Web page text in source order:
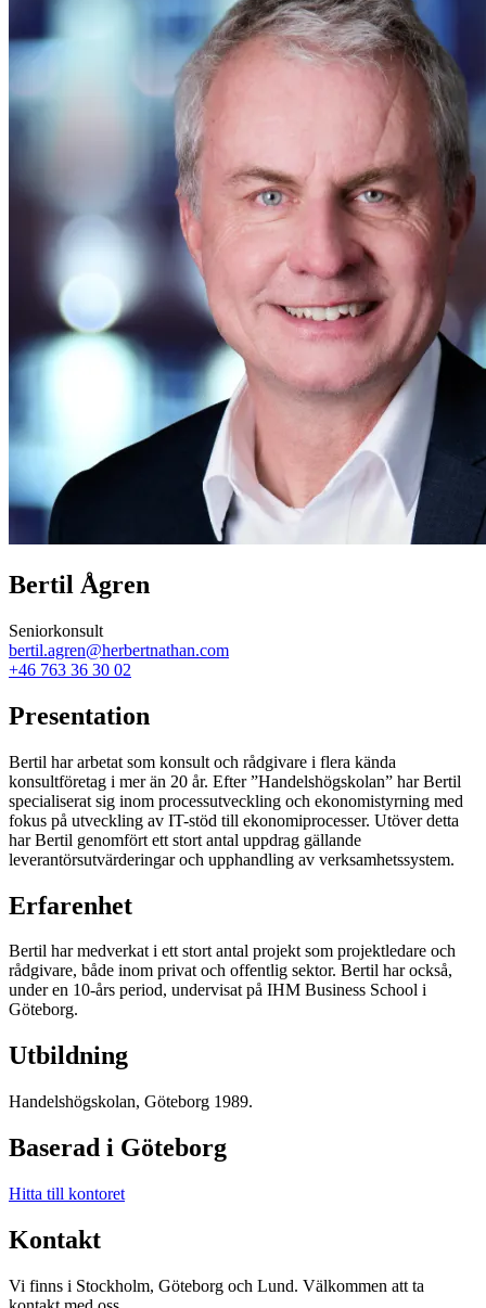
Bertil Ågren
Seniorkonsult
bertil.agren@herbertnathan.com
+46 763 36 30 02
Presentation
Bertil har arbetat som konsult och rådgivare i flera kända
konsultföretag i mer än 20 år. Efter ”Handelshögskolan” har Bertil
specialiserat sig inom processutveckling och ekonomistyrning med
fokus på utveckling av IT-stöd till ekonomiprocesser. Utöver detta
har Bertil genomfört ett stort antal uppdrag gällande
leverantörsutvärderingar och upphandling av verksamhetssystem.
Erfarenhet
Bertil har medverkat i ett stort antal projekt som projektledare och
rådgivare, både inom privat och offentlig sektor. Bertil har också,
under en 10-års period, undervisat på IHM Business School i
Göteborg.
Utbildning
Handelshögskolan, Göteborg 1989.
Baserad i Göteborg
Hitta till kontoret
Kontakt
Vi finns i Stockholm, Göteborg och Lund. Välkommen att ta